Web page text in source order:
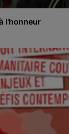
l'honneur